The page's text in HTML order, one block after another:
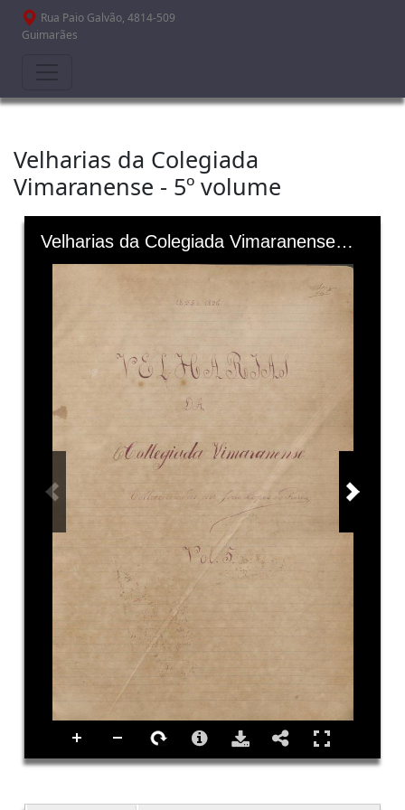
Passar para o conteúdo principal
Rua Paio Galvão, 4814-509
Guimarães
Velharias da Colegiada
Vimaranense - 5º volume
Skip to downloads and alternative formats
Media Viewer Velharias da Colegiada Vimaranense - 5º volume